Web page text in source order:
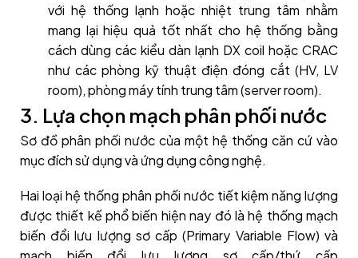
với hệ thống lạnh hoặc nhiệt trung tâm nhằm
mang lại hiệu quả tốt nhất cho hệ thống bằng
cách dùng các kiểu dàn lạnh DX coil hoặc CRAC
như các phòng kỹ thuật điện đóng cắt (HV, LV
room), phòng máy tính trung tâm (server room).
3. Lựa chọn mạch phân phối nước
Sơ đồ phân phối nước của một hệ thống căn cứ vào
mục đích sử dụng và ứng dụng công nghệ.
Hai loại hệ thống phân phối nước tiết kiệm năng lượng
được thiết kế phổ biến hiện nay đó là hệ thống mạch
biến đổi lưu lượng sơ cấp (Primary Variable Flow) và